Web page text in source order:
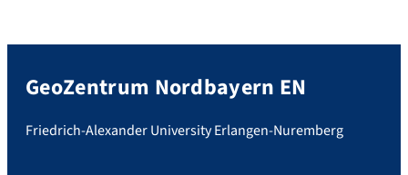
GeoZentrum Nordbayern EN
Friedrich-Alexander University Erlangen-Nuremberg